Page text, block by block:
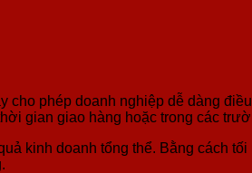
cho phép doanh nghiệp dễ dàng
gian giao hàng hoặc trong các
kinh doanh tổng thể. Bằng cách